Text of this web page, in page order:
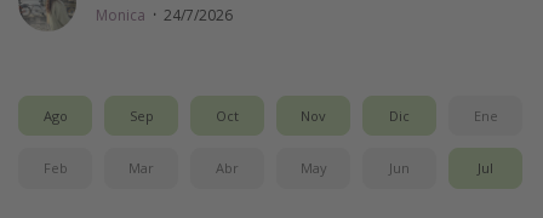
Viajes para singles
Más temas
Monica · 24/7/2026
Ago Sep Oct Nov Dic Ene
Feb Mar Abr May Jun Jul